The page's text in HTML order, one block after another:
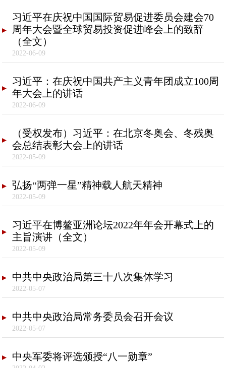
习近平在庆祝中国国际贸易促进委员会建会70
周年大会暨全球贸易投资促进峰会上的致辞
（全文）
2022-06-09
习近平：在庆祝中国共产主义青年团成立100周
年大会上的讲话
2022-06-09
（受权发布）习近平：在北京冬奥会、冬残奥
会总结表彰大会上的讲话
2022-05-09
弘扬“两弹一星”精神载人航天精神
2022-05-09
习近平在博鳌亚洲论坛2022年年会开幕式上的
主旨演讲（全文）
2022-05-09
中共中央政治局第三十八次集体学习
2022-05-07
中共中央政治局常务委员会召开会议
2022-05-07
中央军委将评选颁授“八一勋章”